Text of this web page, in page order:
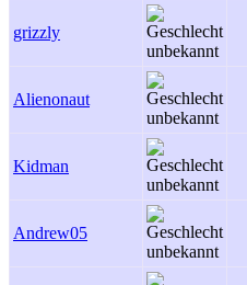
grizzly
Alienonaut
Kidman
Andrew05